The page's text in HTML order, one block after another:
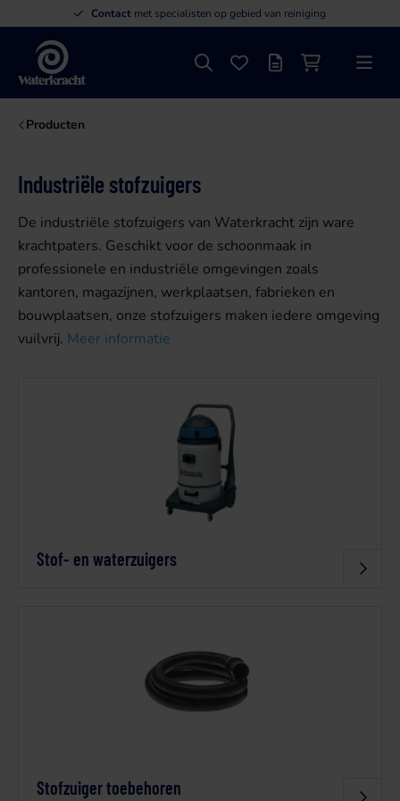
Contact met specialisten op gebied van reiniging
Waterkracht
ZoekenFavorieten
OffertelijstWinkelwagen
Menu
Producten
Industriële stofzuigers
De industriële stofzuigers van Waterkracht zijn ware
krachtpaters. Geschikt voor de schoonmaak in
professionele en industriële omgevingen zoals
kantoren, magazijnen, werkplaatsen, fabrieken en
bouwplaatsen, onze stofzuigers maken iedere omgeving
vuilvrij. Meer informatie
Stof- en waterzuigers
Stofzuiger toebehoren